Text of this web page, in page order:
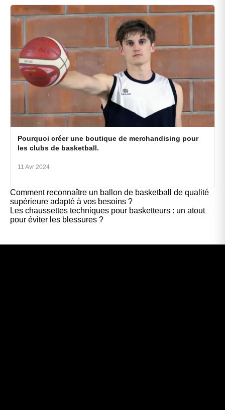
Pourquoi créer une boutique de merchandising pour
les clubs de basketball.
11 Avr 2024
Comment reconnaître un ballon de basketball de qualité
supérieure adapté à vos besoins ?
Les chaussettes techniques pour basketteurs : un atout
pour éviter les blessures ?